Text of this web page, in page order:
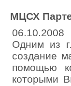
МЦСХ
06.10.2008
Одним из
создание
помощью
которыми